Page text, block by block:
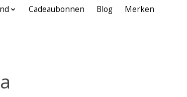
Cadeaubonnen Blog Merken